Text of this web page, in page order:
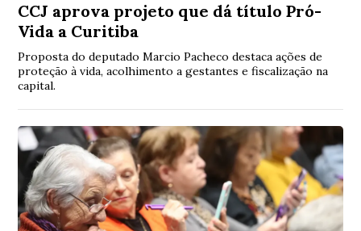
CCJ aprova projeto que dá título Pró-
Vida a Curitiba
Proposta do deputado Marcio Pacheco destaca ações de
proteção à vida, acolhimento a gestantes e fiscalização na
capital.